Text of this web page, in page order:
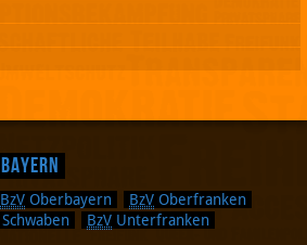
Bayern
BzV Oberbayern BzV Oberfranken
Schwaben BzV Unterfranken